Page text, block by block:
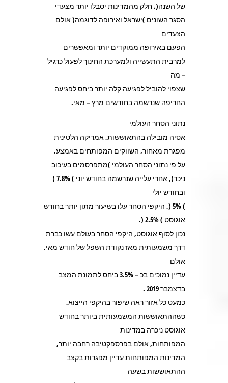
של השנה(. חלק מהמדינות יסבלו יותר מצעדי
הסגר השונים )ישראל ואירופה לדוגמה( אולם
הצעדים
הפעם באירופה ממוקדים יותר ומאפשרים
למרבית התעשייה ולמערכת החינוך לפעול כרגיל
– מה
שצפוי להוביל לפגיעה קלה יותר ביחס לפגיעה
החריפה שנרשמה בחודשים מרץ – מאי.
נתוני הסחר העולמי
אסיה מובילה בהתאוששות, אמריקה הלטינית
מפגרת מאחור, השווקים המפותחים באמצע.
על פי נתוני הסחר העולמי )מתפרסמים בעיכוב
ניכר(, אחרי עלייה שנרשמה בחודש יוני ) 7.8% (
ובחודש יולי
) 5% (, היקפי הסחר עלו בשיעור מתון יותר בחודש
אוגוסט ) 2.5% (.
נכון לסוף אוגוסט, היקפי הסחר בעולם עשו כברת
דרך משמעותית מאז נקודת השפל של חודש מאי,
אולם
עדיין נמוכים בכ – 3.5% ביחס לתמונת המצב
בדצמבר 2019 .
כמעט כל אזור ראה שיפור בהיקפי הייצוא,
כשההתאוששות המשמעותית ביותר בחודש
אוגוסט ניכרה במדינות
המפותחות, אולם בפרספקטיבה רחבה יותר,
המדינות המפותחות עדיין מפגרות בקצב
ההתאוששות בשעה